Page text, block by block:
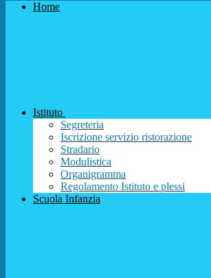
Home
Istituto
Segreteria
Iscrizione servizio ristorazione
Stradario
Modulistica
Organigramma
Regolamento Istituto e plessi
Scuola Infanzia